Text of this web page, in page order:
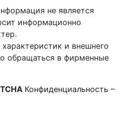
не является
информационно
и внешнего
обращаться в фирменные
Конфиденциальность –